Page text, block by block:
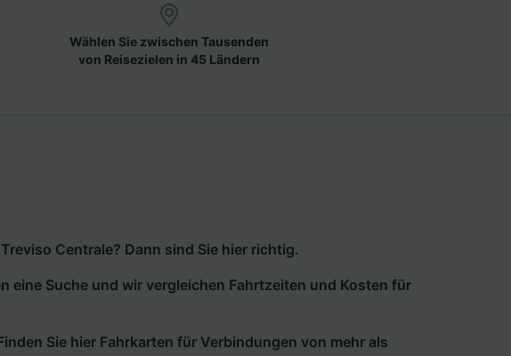
Wählen Sie zwischen Tausenden
von Reisezielen in 45 Ländern
Centrale? Dann sind Sie hier richtig.
eine Suche und wir vergleichen Fahrtzeiten und Kosten für
Sie hier Fahrkarten für Verbindungen von mehr als